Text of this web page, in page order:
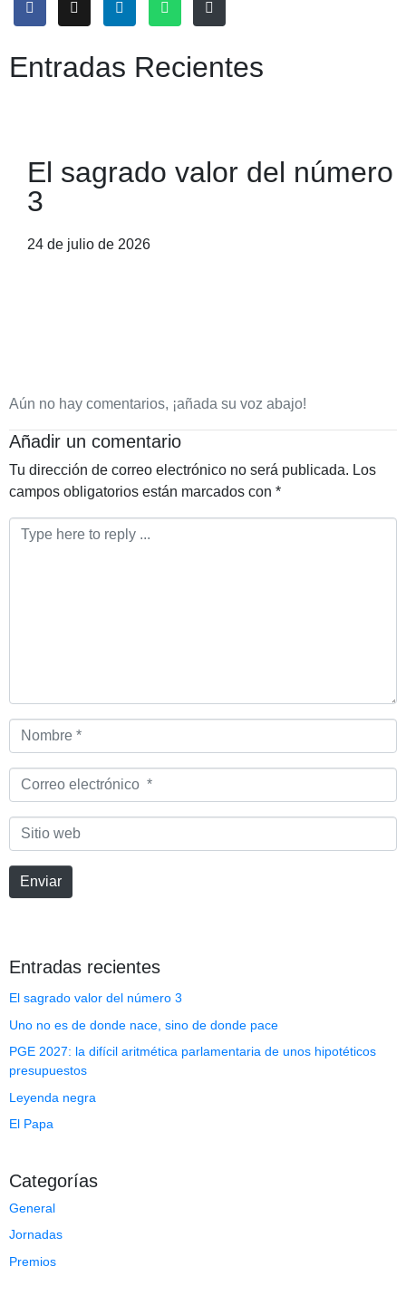
Entradas Recientes
El sagrado valor del número
3
24 de julio de 2026
Aún no hay comentarios, ¡añada su voz abajo!
Añadir un comentario
Tu dirección de correo electrónico no será publicada. Los
campos obligatorios están marcados con *
Comentario
Nombre
*
Correo
electrónico
*Sitio
web
Enviar
Entradas recientes
El sagrado valor del número 3
Uno no es de donde nace, sino de donde pace
PGE 2027: la difícil aritmética parlamentaria de unos hipotéticos
presupuestos
Leyenda negra
El Papa
Categorías
General
Jornadas
Premios